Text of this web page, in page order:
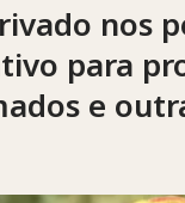
nos
para
e